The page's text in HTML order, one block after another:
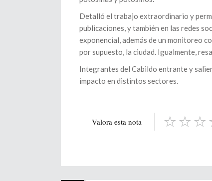
Detalló el trabajo extraordinario y
publicaciones, y también en las redes
exponencial, además de un monitoreo
por supuesto, la ciudad. Igualmente,
Integrantes del Cabildo entrante y
impacto en distintos sectores.
Valora esta nota